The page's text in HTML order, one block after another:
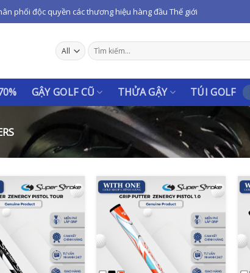
phối độc quyền các thương hiệu hàng đầu Thế giới
Tìm
kiếm:
GẬY GOLF CŨ THỬA GẬY TÚI GOLF